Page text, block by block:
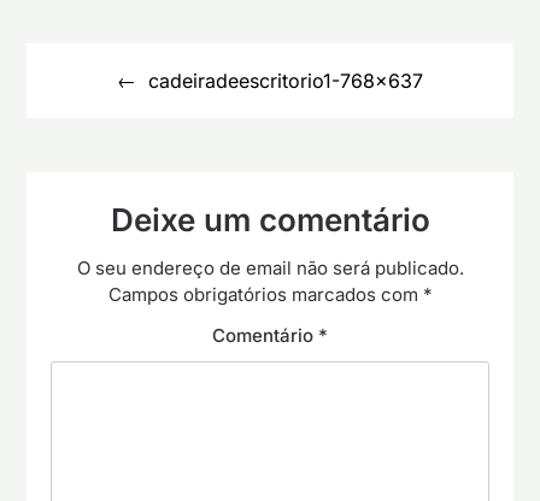
cadeiradeescritorio1-768×637
Deixe um comentário
O seu endereço de email não será publicado.
Campos obrigatórios marcados com *
Comentário *